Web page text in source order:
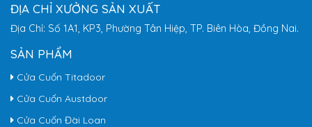
ĐỊA CHỈ XƯỞNG SẢN XUẤT
Địa Chỉ: Số 1A1, KP3, Phường Tân Hiệp, TP. Biên Hòa, Đồng Nai.
SẢN PHẨM
Cửa Cuốn Titadoor
Cửa Cuốn Austdoor
Cửa Cuốn Đài Loan